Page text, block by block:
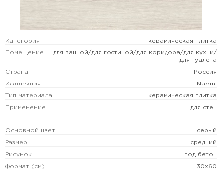
Категория керамическая плитка
Помещение
для ванной/для гостиной/для коридора/для кухни/
для туалета
Страна Россия
Коллекция Naomi
Тип материала керамическая плитка
Применение для стен
Основной цвет серый
Размер средний
Рисунок под бетон
Формат (см) 30x60